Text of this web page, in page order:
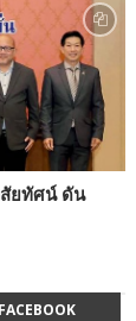
ยทัศน์ ดัน
FACEBOOK